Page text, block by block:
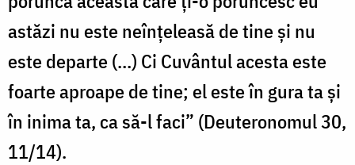
astăzi nu este neînţeleasă de tine şi nu
este departe (…) Ci Cuvântul acesta este
foarte aproape de tine; el este în gura ta şi
în inima ta, ca să-l faci” (Deuteronomul 30,
11/14).